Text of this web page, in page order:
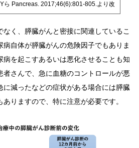
Pancreas. 2017;46(6):801-805.より改
く、膵臓がんと密接に関連しているこ
病自体が膵臓がんの危険因子でもありま
病を起こすあるいは悪化させることも知
者さんで、急に血糖のコントロールが悪
に減ったなどの症状がある場合には膵臓
りますので、特に注意が必要です。